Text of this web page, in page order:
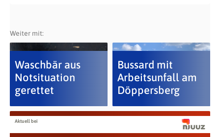
Weiter mit:
Waschbär aus
Notsituation
gerettet
Bussard mit
Arbeitsunfall am
Döppersberg
Aktuell bei